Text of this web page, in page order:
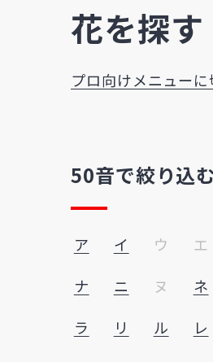
花を探
プロ向けメニューに
50音で絞り込
ア イ ウ エ
ナ
ニ ヌ ネ
ラ
リ ル レ